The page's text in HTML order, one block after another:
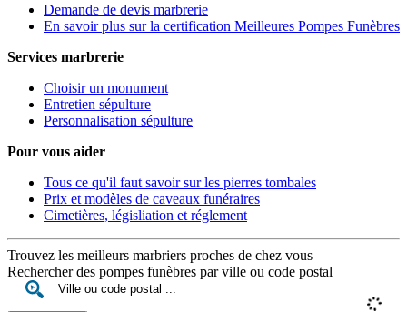
Demande de devis marbrerie
En savoir plus sur la certification Meilleures Pompes Funèbres
Services marbrerie
Choisir un monument
Entretien sépulture
Personnalisation sépulture
Pour vous aider
Tous ce qu'il faut savoir sur les pierres tombales
Prix et modèles de caveaux funéraires
Cimetières, législiation et réglement
Trouvez les meilleurs marbriers proches de chez vous
Rechercher des pompes funèbres par ville ou code postal